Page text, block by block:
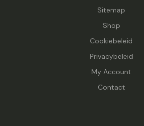
Sitemap
Shop
Cookiebeleid
Privacybeleid
My Account
Contact